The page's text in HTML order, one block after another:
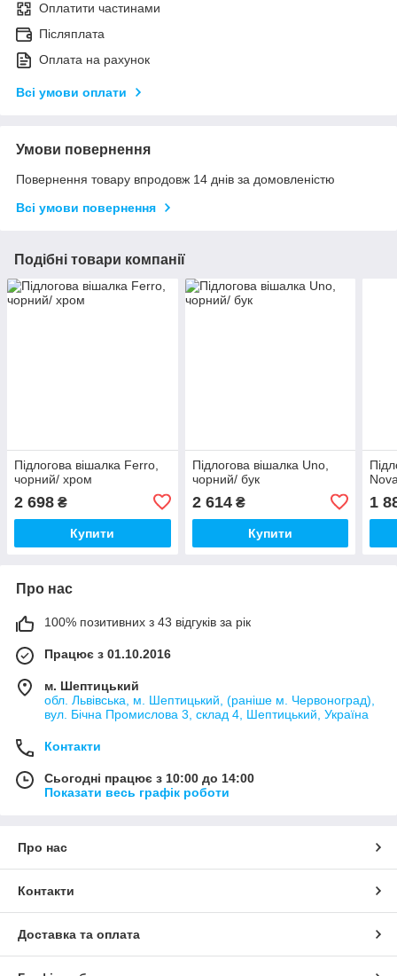
Оплатити частинами
Післяплата
Оплата на рахунок
Всі умови оплати
Умови повернення
Повернення товару впродовж 14 днів за домовленістю
Всі умови повернення
Подібні товари компанії
Підлогова вішалка Ferro,
чорний/ хром
2 698 ₴
Купити
Підлогова вішалка Uno,
чорний/ бук
2 614₴
Купити
1
Про нас
100% позитивних з 43 відгуків за рік
Працює з 01.10.2016
м. Шептицький
обл. Львівська, м. Шептицький, (раніше м. Червоноград),
вул. Бічна Промислова 3, склад 4, Шептицький, Україна
Контакти
Сьогодні працює з 10:00 до 14:00
Показати весь графік роботи
Про нас
Контакти
Доставка та оплата